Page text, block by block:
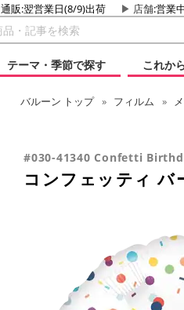
通販:翌営業日(8/9)出荷 店舗:営業
テーマ・季節で探す
これか
バルーン トップ フィルム
#030-41340 Confetti
コンフェッティ バ